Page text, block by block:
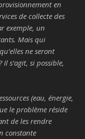
en
de collecte des
exemple, un
Mais qui
ne seront
s’agit, si possible,
(eau, énergie,
le problème réside
de les rendre
constante